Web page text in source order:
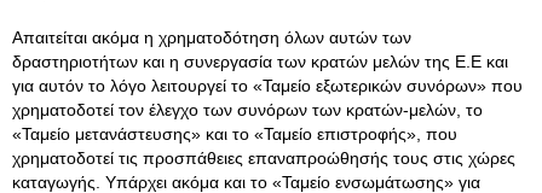
Απαιτείται ακόμα η χρηματοδότηση όλων αυτών των
δραστηριοτήτων και η συνεργασία των κρατών μελών της Ε.Ε και
για αυτόν το λόγο λειτουργεί το «Ταμείο εξωτερικών συνόρων» που
χρηματοδοτεί τον έλεγχο των συνόρων των κρατών-μελών, το
«Ταμείο μετανάστευσης» και το «Ταμείο επιστροφής», που
χρηματοδοτεί τις προσπάθειες επαναπροώθησής τους στις χώρες
καταγωγής. Υπάρχει ακόμα και το «Ταμείο ενσωμάτωσης» για